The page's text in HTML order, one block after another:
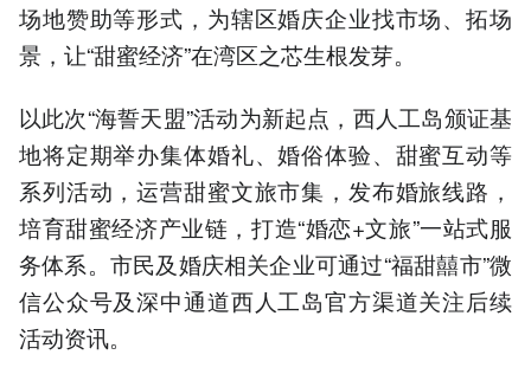
场地赞助等形式，为辖区婚庆企业找市场、拓场
景，让“甜蜜经济”在湾区之芯生根发芽。
以此次“海誓天盟”活动为新起点，西人工岛颁证基
地将定期举办集体婚礼、婚俗体验、甜蜜互动等
系列活动，运营甜蜜文旅市集，发布婚旅线路，
培育甜蜜经济产业链，打造“婚恋+文旅”一站式服
务体系。市民及婚庆相关企业可通过“福甜囍市”微
信公众号及深中通道西人工岛官方渠道关注后续
活动资讯。